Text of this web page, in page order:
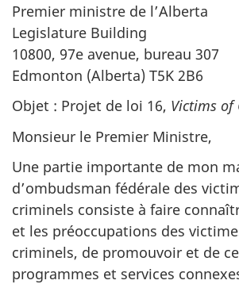
Premier ministre de l’Alberta
Legislature Building
10800, 97e avenue, bureau 307
Edmonton (Alberta) T5K 2B6
Objet : Projet de loi 16, Victims of
Monsieur le Premier Ministre,
Une partie importante de mon
d’ombudsman fédérale des
criminels consiste à faire
et les préoccupations des
criminels, de promouvoir et de
programmes et services